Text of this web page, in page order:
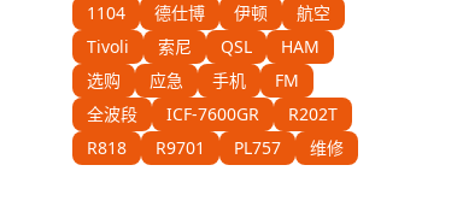
1104
德仕博 伊顿
航空
Tivoli
索尼 QSL
HAM
选购
应急 手机
FM
全波段
ICF-7600GR
R202T
R818
R9701 PL757 维修